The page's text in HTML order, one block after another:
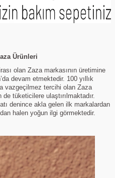
Ürünleri
olan Zaza markasının üretimine
devam etmektedir. 100 yıllık
vazgeçilmez tercihi olan Zaza
tüketicilere ulaştırılmaktadır.
denince akla gelen ilk markalardan
halen yoğun ilgi görmektedir.